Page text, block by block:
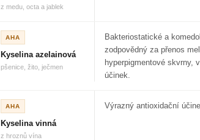
z medu, octa a jablek
AHA
Kyselina azelainová
pšenice, žito, ječmen
Bakteriostatické a
zodpovědný za přenos
hyperpigmentové skvrny,
účinek.
AHA
Kyselina vinná
z hroznů vína
Výrazný antioxidační